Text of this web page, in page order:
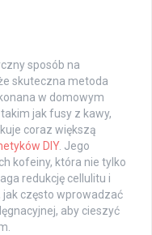
sposób na
skuteczna metoda
w domowym
jak fusy z kawy,
coraz większą
DIY. Jego
kofeiny, która nie tylko
redukcję cellulitu i
jak często wprowadzać
aby cieszyć